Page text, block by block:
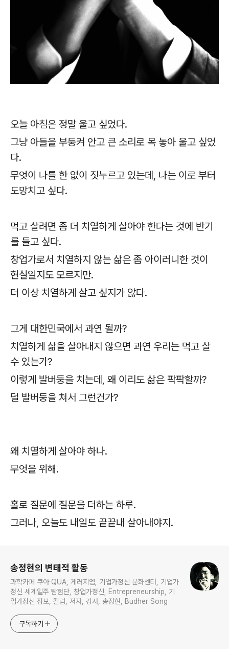
오늘 아침은 정말 울고 싶었다.
그냥 아들을 부둥켜 안고 큰 소리로 목 놓아 울고 싶었
다.
무엇이 나를 한 없이 짓누르고 있는데, 나는 이로 부터
도망치고 싶다.
먹고 살려면 좀 더 치열하게 살아야 한다는 것에 반기
를 들고 싶다.
창업가로서 치열하지 않는 삶은 좀 아이러니한 것이
현실일지도 모르지만.
더 이상 치열하게 살고 싶지가 않다.
그게 대한민국에서 과연 될까?
치열하게 삶을 살아내지 않으면 과연 우리는 먹고 살
수 있는가?
이렇게 발버둥을 치는데, 왜 이리도 삶은 팍팍할까?
덜 발버둥을 쳐서 그런건가?
왜 치열하게 살아야 하나.
무엇을 위해.
홀로 질문에 질문을 더하는 하루.
그러나, 오늘도 내일도 끝끝내 살아내야지.
송정현의 변태적 활동
과학카페 쿠아 QUA, 게러지엠, 기업가정신 문화센터, 기업가
정신 세계일주 탐험단, 창업가정신, Entrepreneurship, 기
업가정신 정보, 칼럼, 저자, 강사, 송정현, Budher Song
구독하기